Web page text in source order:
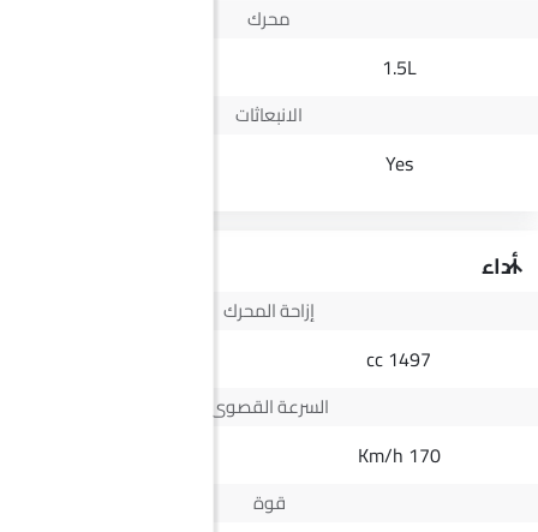
محرك
1.5L
الانبعاثات
Yes
أداء
إزاحة المحرك
1497 cc
السرعة القصوى
170 Km/h
قوة